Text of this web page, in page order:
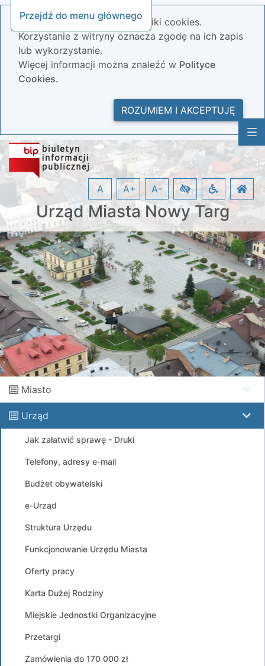
Przejdź do menu głównego
Nasza strona wykorzystuje pliki cookies.
Korzystanie z witryny oznacza zgodę na ich zapis
lub wykorzystanie.
Więcej informacji można znaleźć w Polityce
Cookies.
ROZUMIEM I AKCEPTUJĘ
Urząd Miasta Nowy Targ
A A+ A-
Miasto
Urząd
Jak załatwić sprawę - Druki
Telefony, adresy e-mail
Budżet obywatelski
e-Urząd
Struktura Urzędu
Funkcjonowanie Urzędu Miasta
Oferty pracy
Karta Dużej Rodziny
Miejskie Jednostki Organizacyjne
Przetargi
Zamówienia do 170 000 zł